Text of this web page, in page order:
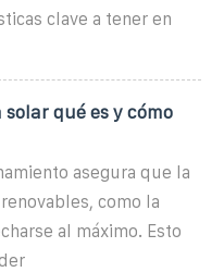
clave a tener en
qué es y cómo
asegura que la
como la
al máximo. Esto